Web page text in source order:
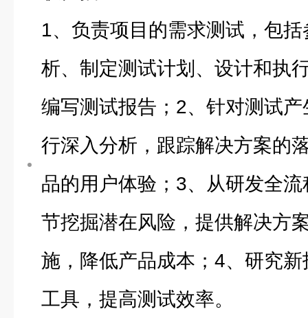
1、负责项目的需求测试，包
析、制定测试计划、设计和执
编写测试报告；2、针对测试
行深入分析，跟踪解决方案的
品的用户体验；3、从研发全
节挖掘潜在风险，提供解决方
施，降低产品成本；4、研究
工具，提高测试效率。